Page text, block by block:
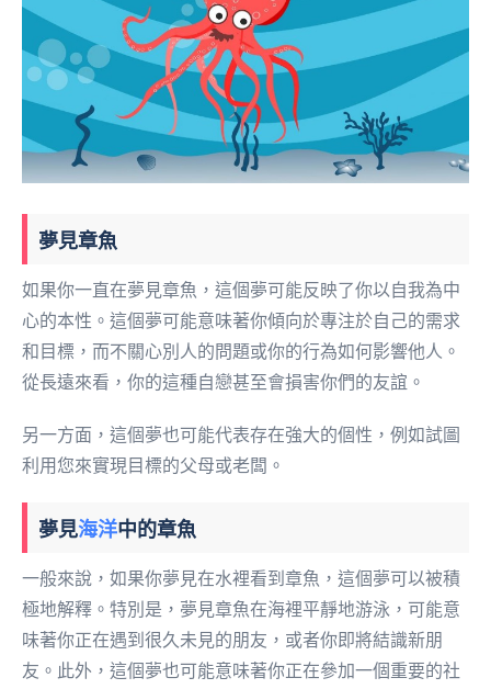
夢見章魚
如果你一直在夢見章魚，這個夢可能反映了你以自我為中
心的本性。這個夢可能意味著你傾向於專注於自己的需求
和目標，而不關心別人的問題或你的行為如何影響他人。
從長遠來看，你的這種自戀甚至會損害你們的友誼。
另一方面，這個夢也可能代表存在強大的個性，例如試圖
利用您來實現目標的父母或老闆。
夢見海洋中的章魚
一般來說，如果你夢見在水裡看到章魚，這個夢可以被積
極地解釋。特別是，夢見章魚在海裡平靜地游泳，可能意
味著你正在遇到很久未見的朋友，或者你即將結識新朋
友。此外，這個夢也可能意味著你正在參加一個重要的社